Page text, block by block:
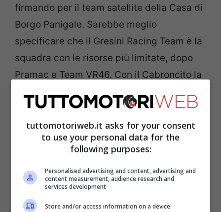
firmando per il team satellite della Casa di
Borgo Panigale. Sarebbe meglio
specificare che il Gresini Racing Team è la
squadra con le risorse più limitate, dopo
Pramac e Team VR46. Con il Cabroncito la
marcia, ottenendo spettacolari risultati.
Marc ha concluso la stagione, tornando a
rivivere il gusto della vittoria, al terzo
posto della graduatoria davanti a Enea
Bastianini, pilota ufficiale del team factory.
Luigi Dall’Igna ha chiuso le porte al
tuttomotoriweb.it asks for your consent
to use your personal data for the
following purposes:
Personalised advertising and content, advertising and
content measurement, audience research and
services development
Store and/or access information on a device